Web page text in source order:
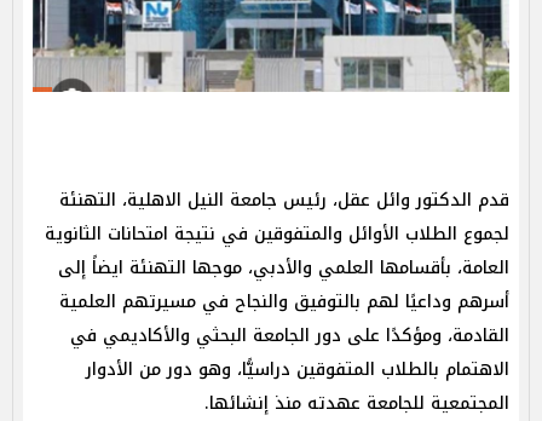
قدم الدكتور وائل عقل، رئيس جامعة النيل الاهلية، التهنئة
لجموع الطلاب الأوائل والمتفوقين في نتيجة امتحانات الثانوية
العامة، بأقسامها العلمي والأدبي، موجها التهنئة ايضاً إلى
أسرهم وداعيًا لهم بالتوفيق والنجاح في مسيرتهم العلمية
القادمة، ومؤكدًا على دور الجامعة البحثي والأكاديمي في
الاهتمام بالطلاب المتفوقين دراسيًّا، وهو دور من الأدوار
المجتمعية للجامعة عهدته منذ إنشائها.